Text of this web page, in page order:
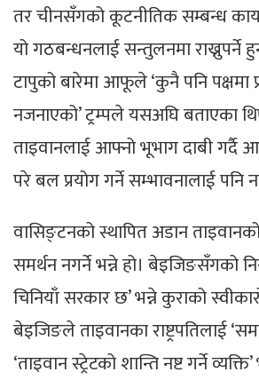
तर चीनसँगको कूटनीतिक सम्बन्ध
यो गठबन्धनलाई सन्तुलनमा राख्नुपर्ने
टापुको बारेमा आफूले ‘कुनै पनि पक्षमा
नजनाएको’ ट्रम्पले यसअघि बताएका
ताइवानलाई आफ्नो भूभाग दाबी
परे बल प्रयोग गर्ने सम्भावनालाई पनि
वासिङ्टनको स्थापित अडान
समर्थन नगर्ने भन्ने हो। बेइजिङसँगको
चिनियाँ सरकार छ’ भन्ने कुराको
बेइजिङले ताइवानका राष्ट्रपतिलाई
‘ताइवान स्ट्रेटको शान्ति नष्ट गर्ने